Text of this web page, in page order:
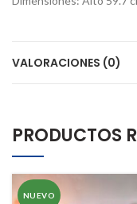
VALORACIONES (0)
PRODUCTOS
NUEVO